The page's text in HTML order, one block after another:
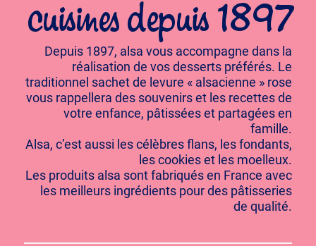
cuisines depuis 1897
Depuis 1897, alsa vous accompagne dans la
réalisation de vos desserts préférés. Le
traditionnel sachet de levure « alsacienne » rose
vous rappellera des souvenirs et les recettes de
votre enfance, pâtissées et partagées en
famille.
Alsa, c’est aussi les célèbres flans, les fondants,
les cookies et les moelleux.
Les produits alsa sont fabriqués en France avec
les meilleurs ingrédients pour des pâtisseries
de qualité.